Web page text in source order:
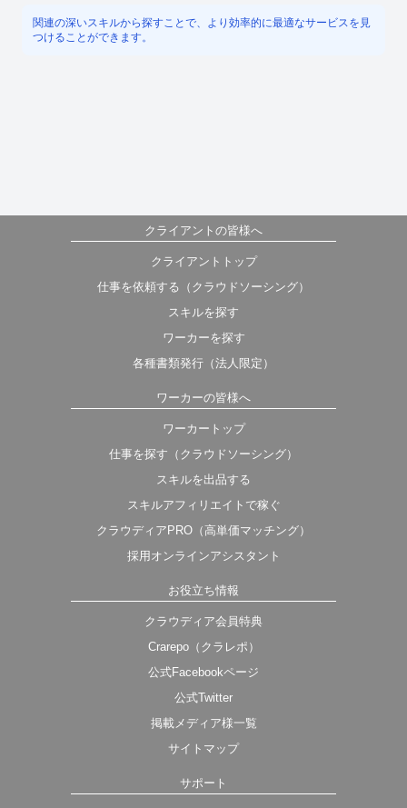
関連の深いスキルから探すことで、より効率的に最適なサービスを見
つけることができます。
クライアントの皆様へ
クライアントトップ
仕事を依頼する（クラウドソーシング）
スキルを探す
ワーカーを探す
各種書類発行（法人限定）
ワーカーの皆様へ
ワーカートップ
仕事を探す（クラウドソーシング）
スキルを出品する
スキルアフィリエイトで稼ぐ
クラウディアPRO（高単価マッチング）
採用オンラインアシスタント
お役立ち情報
クラウディア会員特典
Crarepo（クラレポ）
公式Facebookページ
公式Twitter
掲載メディア様一覧
サイトマップ
サポート